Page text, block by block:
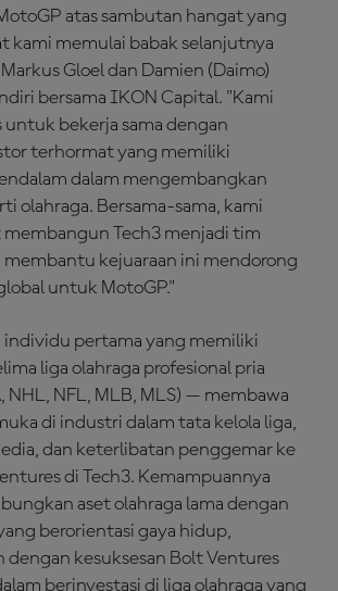
atas sambutan hangat yang
kami memulai babak selanjutnya
Gloel dan Damien (Daimo)
bersama IKON Capital. "Kami
untuk bekerja sama dengan
terhormat yang memiliki
dalam mengembangkan
olahraga. Bersama-sama, kami
membangun Tech3 menjadi tim
kejuaraan ini mendorong
untuk MotoGP."
pertama yang memiliki
liga olahraga profesional pria
NHL, NFL, MLB, MLS) — membawa
di industri dalam tata kelola liga,
dan keterlibatan penggemar ke
di Tech3. Kemampuannya
aset olahraga lama dengan
berorientasi gaya hidup,
dengan kesuksesan Bolt Ventures
berinvestasi di liga olahraga yang